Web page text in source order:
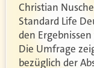
Christian
Standard Life
den
Die Umfrage
bezüglich der